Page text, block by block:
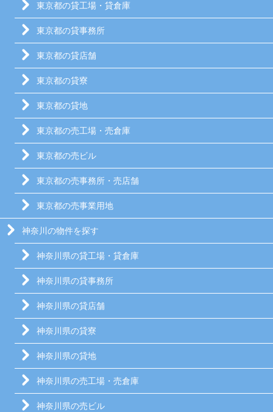
東京都の貸工場・貸倉庫
東京都の貸事務所
東京都の貸店舗
東京都の貸寮
東京都の貸地
東京都の売工場・売倉庫
東京都の売ビル
東京都の売事務所・売店舗
東京都の売事業用地
神奈川の物件を探す
神奈川県の貸工場・貸倉庫
神奈川県の貸事務所
神奈川県の貸店舗
神奈川県の貸寮
神奈川県の貸地
神奈川県の売工場・売倉庫
神奈川県の売ビル